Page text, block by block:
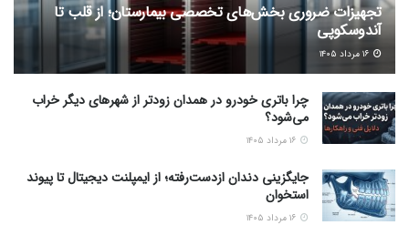
تجهیزات ضروری بخش‌های تخصصی بیمارستان؛ از قلب تا
آندوسکوپی
چرا باتری خودرو در همدان زودتر از شهرهای دیگر خراب
می‌شود؟
جایگزینی دندان ازدست‌رفته؛ از ایمپلنت دیجیتال تا پیوند
استخوان